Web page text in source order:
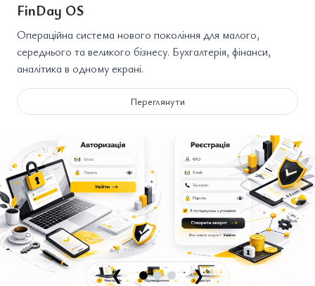
FinDay OS
Операційна система нового покоління для малого,
середнього та великого бізнесу. Бухгалтерія, фінанси,
аналітика в одному екрані.
Переглянути
❮ ❯